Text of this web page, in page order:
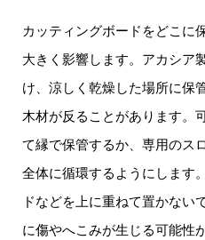
カッティングボードをどこに
大きく影響します。アカシア
け、涼しく乾燥した場所に保
木材が反ることがあります。
て縁で保管するか、専用のス
全体に循環するようにします
ドなどを上に重ねて置かない
に傷やへこみが生じる可能性